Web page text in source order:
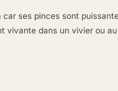
ses pinces sont
vivante dans un vivier ou